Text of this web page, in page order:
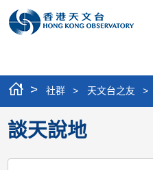
> 社群 > 天文台之友 >
談天說地